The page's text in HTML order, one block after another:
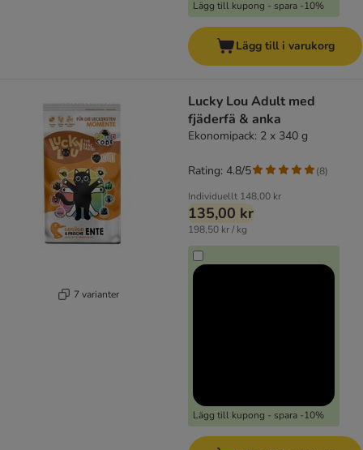
Lägg till kupong - spara -10%
Lägg till i varukorg
7 varianter
Lucky Lou Adult med
fjäderfä & anka
Ekonomipack: 2 x 340 g
Individuellt 148,00 kr
135,00 kr
198,50 kr / kg
Lägg till kupong - spara -10%
Rating: 4.8/5 (8)